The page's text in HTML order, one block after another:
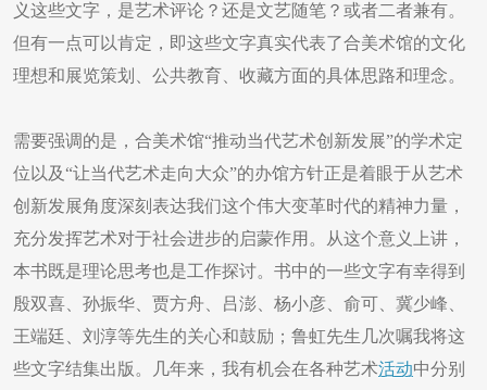
义这些文字，是艺术评论？还是文艺随笔？或者二者兼有。
但有一点可以肯定，即这些文字真实代表了合美术馆的文化
理想和展览策划、公共教育、收藏方面的具体思路和理念。
需要强调的是，合美术馆“推动当代艺术创新发展”的学术定
位以及“让当代艺术走向大众”的办馆方针正是着眼于从艺术
创新发展角度深刻表达我们这个伟大变革时代的精神力量，
充分发挥艺术对于社会进步的启蒙作用。从这个意义上讲，
本书既是理论思考也是工作探讨。书中的一些文字有幸得到
殷双喜、孙振华、贾方舟、吕澎、杨小彦、俞可、冀少峰、
王端廷、刘淳等先生的关心和鼓励；鲁虹先生几次嘱我将这
些文字结集出版。几年来，我有机会在各种艺术活动中分别